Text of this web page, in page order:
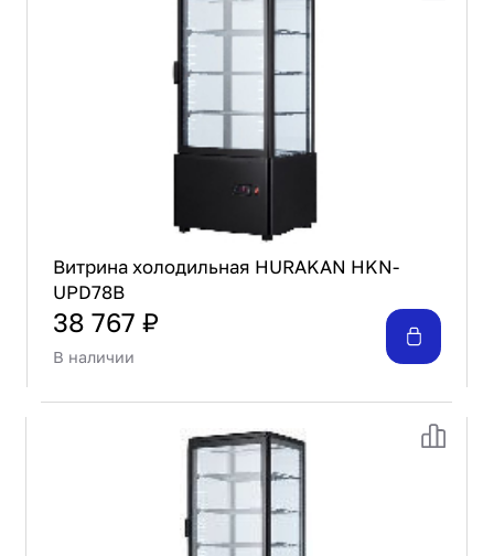
Витрина холодильная HURAKAN HKN-
UPD78B
38 767 ₽
В наличии